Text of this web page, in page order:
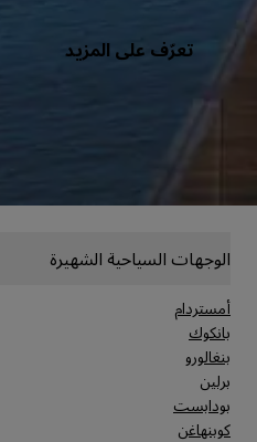
تعرّف على المزيد
الوجهات السياحية الشهيرة
أمستردام
بانكوك
بنغالورو
برلين
بودابست
كوبنهاغن